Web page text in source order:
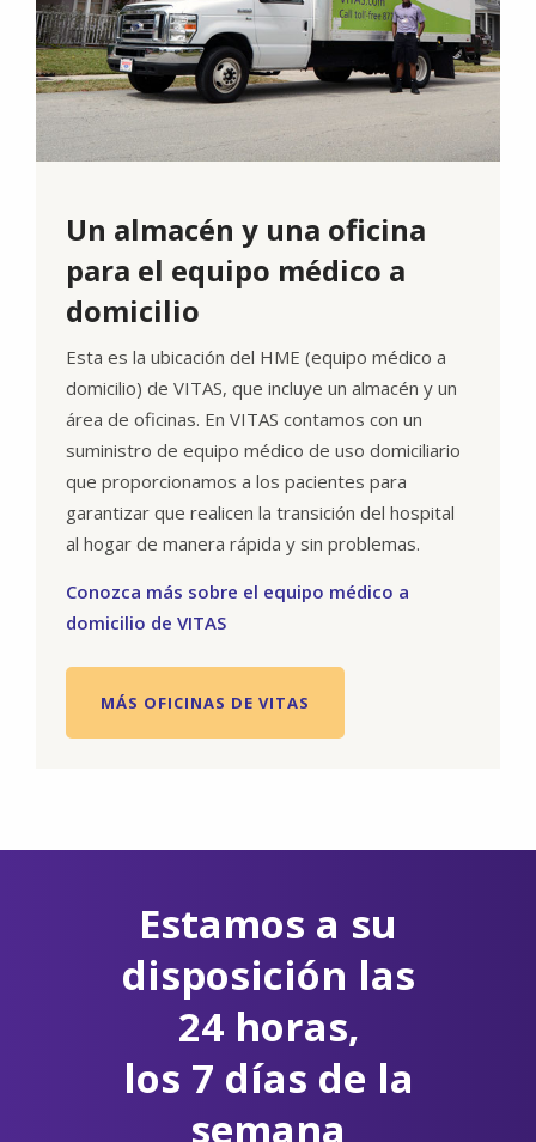
Un almacén y una oficina
para el equipo médico a
domicilio
Esta es la ubicación del HME (equipo médico a
domicilio) de VITAS, que incluye un almacén y un
área de oficinas. En VITAS contamos con un
suministro de equipo médico de uso domiciliario
que proporcionamos a los pacientes para
garantizar que realicen la transición del hospital
al hogar de manera rápida y sin problemas.
Conozca más sobre el equipo médico a
domicilio de VITAS
MÁS OFICINAS DE VITAS
Estamos a su
disposición las
24 horas,
los 7 días de la
semana